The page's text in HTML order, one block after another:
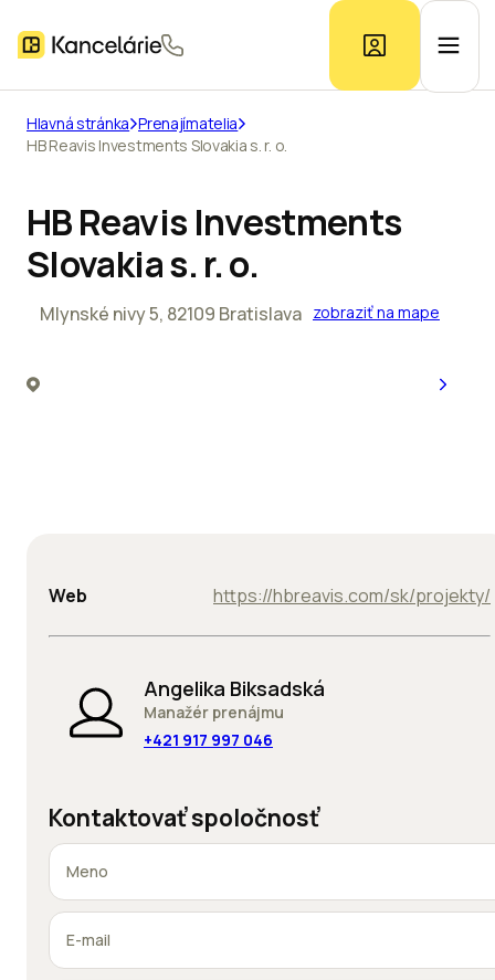
Ponuka kancelárií
Prieskum trhu
Kontakt
Hlavná stránka Prenajímatelia
HB Reavis Investments Slovakia s. r. o.
HB Reavis Investments
Slovakia s. r. o.
Mlynské nivy 5, 82109 Bratislava zobraziť na mape
Web https://hbreavis.com/sk/projekty/
Angelika Biksadská
Manažér prenájmu
+421 917 997 046
Kontaktovať spoločnosť